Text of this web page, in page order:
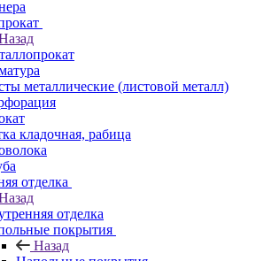
металлические (листовой металл)
кладочная, рабица
отделка
отделка
покрытия
Назад